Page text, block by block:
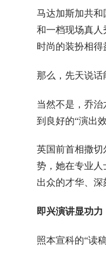
马达加斯加共和
和一档现场真人
时尚的装扮相得
那么，先天说话
当然不是，乔
到良好的“演出效
英国前首相撒
势，她在专业人
出众的才华、深
即兴演讲显功力
照本宣科的“读